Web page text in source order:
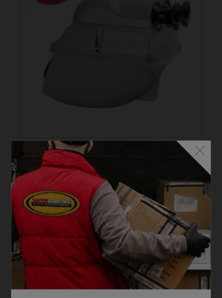
INTAKE SILENCERS K...
AIR BOX POWER BASE 23
(IVA INCLUSA)